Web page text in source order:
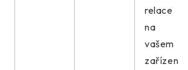
relace
na
vašem
zařízen